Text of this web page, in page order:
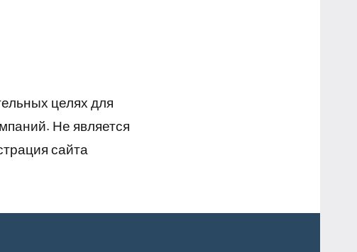
целях для
Не является
сайта